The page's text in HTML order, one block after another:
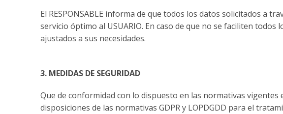
El RESPONSABLE informa de que todos los datos solicitados a
servicio óptimo al USUARIO. En caso de que no se faciliten
ajustados a sus necesidades.
3. MEDIDAS DE SEGURIDAD
Que de conformidad con lo dispuesto en las normativas vigentes
disposiciones de las normativas GDPR y LOPDGDD para el